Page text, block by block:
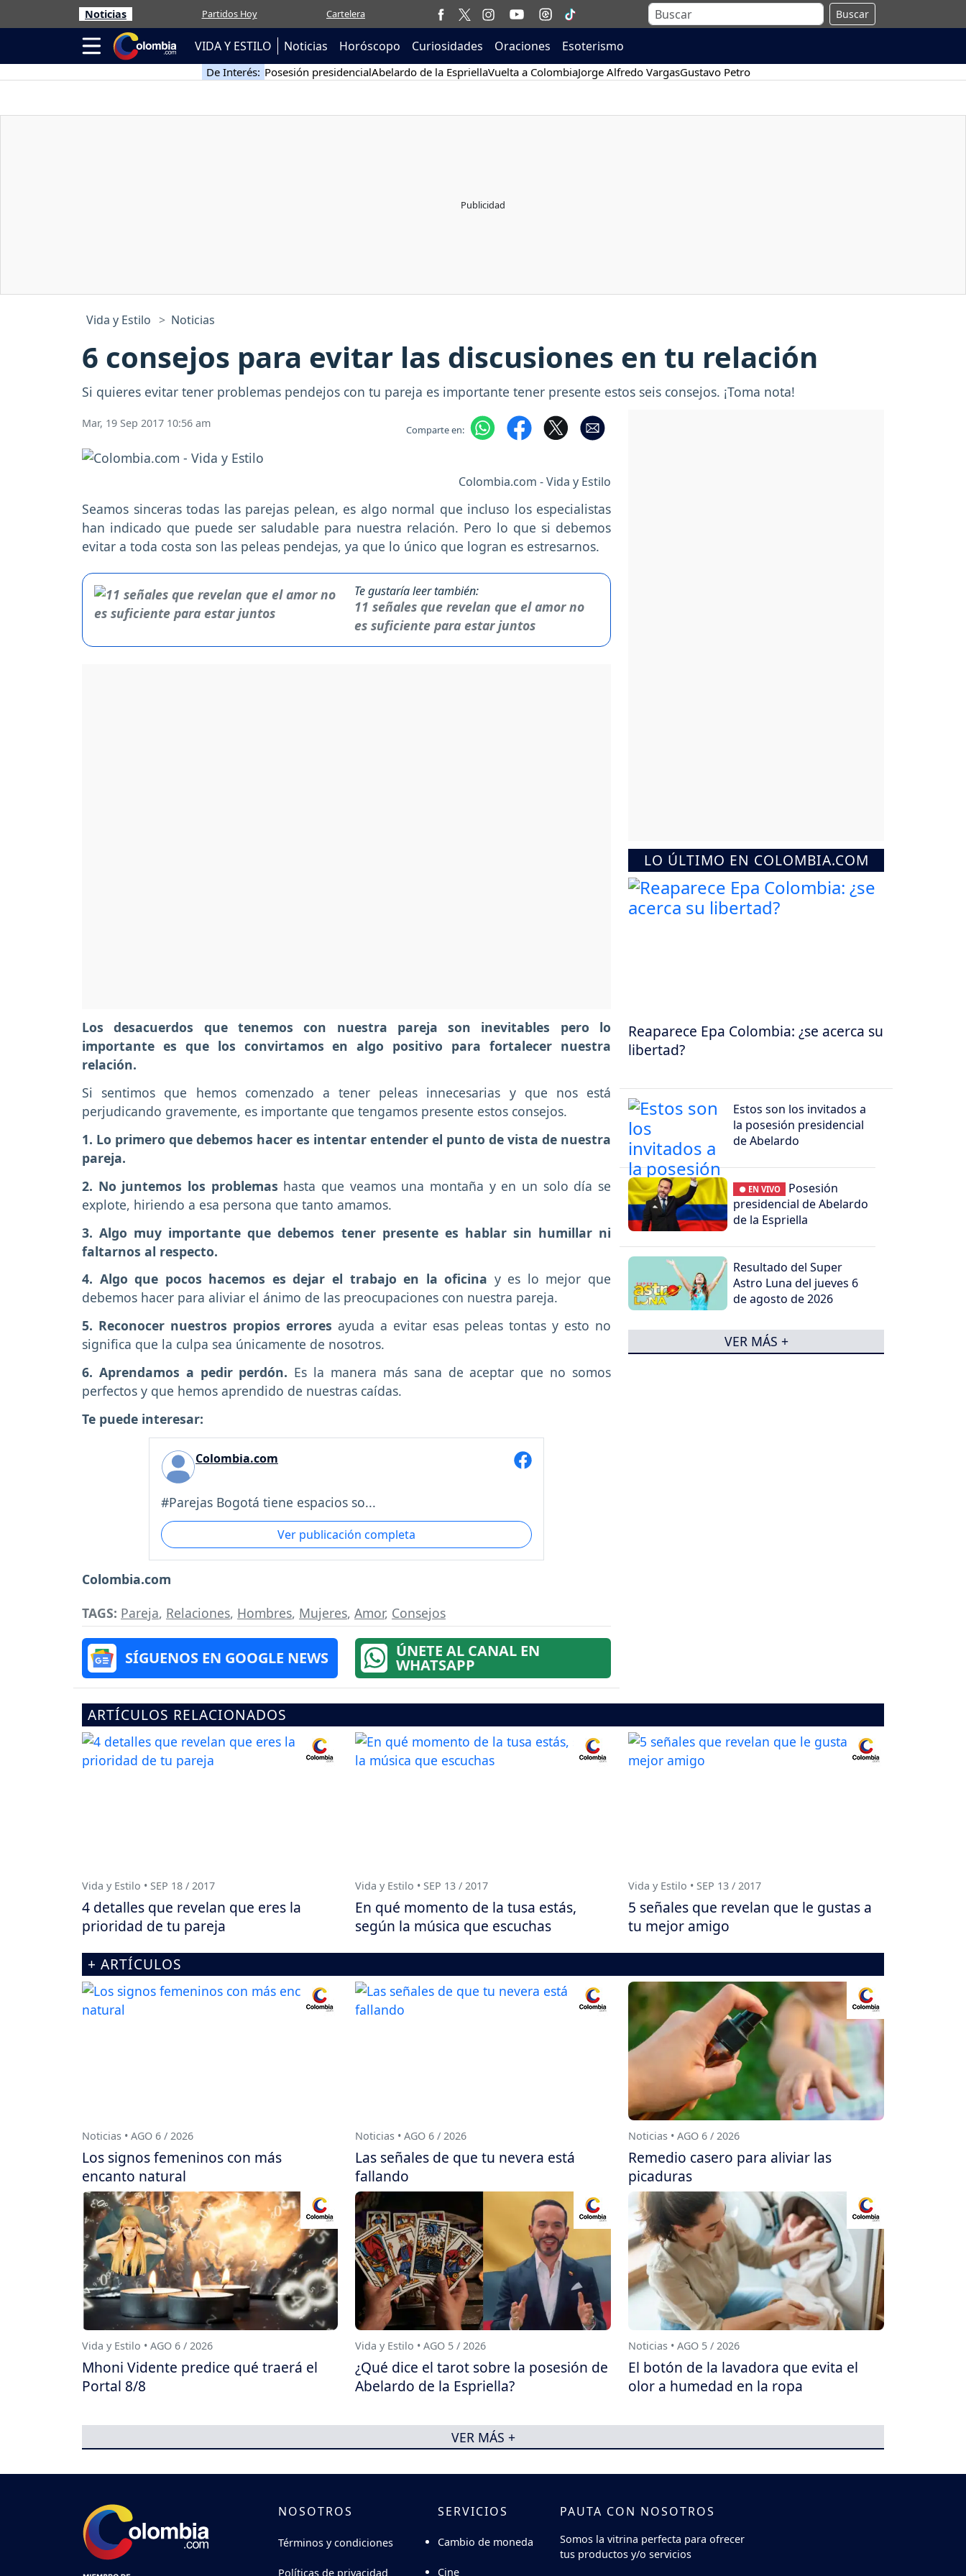
Noticias Partidos Hoy Cartelera Buscar
VIDA Y ESTILO Noticias Horóscopo Curiosidades Oraciones Esoterismo
De Interés: Posesión presidencialAbelardo de la EspriellaVuelta a ColombiaJorge Alfredo VargasGustavo Petro
Vida y Estilo Noticias
6 consejos para evitar las discusiones en tu relación
Si quieres evitar tener problemas pendejos con tu pareja es importante tener presente estos seis consejos. ¡Toma nota!
Mar, 19 Sep 2017 10:56 am Comparte en:
Colombia.com - Vida y Estilo
Seamos sinceras todas las parejas pelean, es algo normal que incluso los especialistas
han indicado que puede ser saludable para nuestra relación. Pero lo que si debemos
evitar a toda costa son las peleas pendejas, ya que lo único que logran es estresarnos.
Te gustaría leer también:
11 señales que revelan que el amor no
es suficiente para estar juntos
Los desacuerdos que tenemos con nuestra pareja son inevitables pero lo
importante es que los convirtamos en algo positivo para fortalecer nuestra
relación.
Si sentimos que hemos comenzado a tener peleas innecesarias y que nos está
perjudicando gravemente, es importante que tengamos presente estos consejos.
1. Lo primero que debemos hacer es intentar entender el punto de vista de nuestra
pareja.
2. No juntemos los problemas hasta que veamos una montaña y en un solo día se
explote, hiriendo a esa persona que tanto amamos.
3. Algo muy importante que debemos tener presente es hablar sin humillar ni
faltarnos al respecto.
4. Algo que pocos hacemos es dejar el trabajo en la oficina y es lo mejor que
debemos hacer para aliviar el ánimo de las preocupaciones con nuestra pareja.
5. Reconocer nuestros propios errores ayuda a evitar esas peleas tontas y esto no
significa que la culpa sea únicamente de nosotros.
6. Aprendamos a pedir perdón. Es la manera más sana de aceptar que no somos
perfectos y que hemos aprendido de nuestras caídas.
Te puede interesar:
Colombia.com
#Parejas Bogotá tiene espacios so...
Ver publicación completa
Colombia.com
TAGS: Pareja, Relaciones, Hombres, Mujeres, Amor, Consejos
SÍGUENOS EN GOOGLE NEWS ÚNETE AL CANAL EN
WHATSAPP
LO ÚLTIMO EN COLOMBIA.COM
Reaparece Epa Colombia: ¿se acerca su
libertad?
Estos son los invitados a
la posesión presidencial
de Abelardo
● EN VIVO
Posesión
presidencial de Abelardo
de la Espriella
Resultado del Super
Astro Luna del jueves 6
de agosto de 2026
VER MÁS +
ARTÍCULOS RELACIONADOS
Vida y Estilo • SEP 18 / 2017
4 detalles que revelan que eres la
prioridad de tu pareja
Vida y Estilo • SEP 13 / 2017
En qué momento de la tusa estás,
según la música que escuchas
Vida y Estilo • SEP 13 / 2017
5 señales que revelan que le gustas a
tu mejor amigo
+ ARTÍCULOS
Noticias • AGO 6 / 2026
Los signos femeninos con más
encanto natural
Noticias • AGO 6 / 2026
Las señales de que tu nevera está
fallando
Noticias • AGO 6 / 2026
Remedio casero para aliviar las
picaduras
Vida y Estilo • AGO 6 / 2026
Mhoni Vidente predice qué traerá el
Portal 8/8
Vida y Estilo • AGO 5 / 2026
¿Qué dice el tarot sobre la posesión de
Abelardo de la Espriella?
Noticias • AGO 5 / 2026
El botón de la lavadora que evita el
olor a humedad en la ropa
VER MÁS +
NOSOTROS
Términos y condiciones
Políticas de privacidad
SERVICIOS
Cambio de moneda
Cine
PAUTA CON NOSOTROS
Somos la vitrina perfecta para ofrecer
tus productos y/o servicios